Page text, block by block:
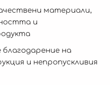
материали,
и
благодарение на
и непропускливия